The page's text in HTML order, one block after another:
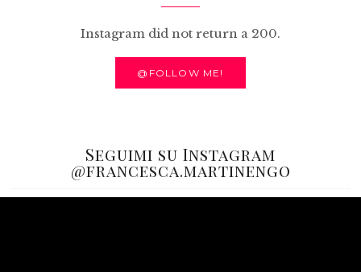
Instagram did not return a 200.
@FOLLOW ME!
Seguimi su Instagram
@francesca.martinengo